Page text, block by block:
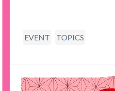
EVENT TOPICS